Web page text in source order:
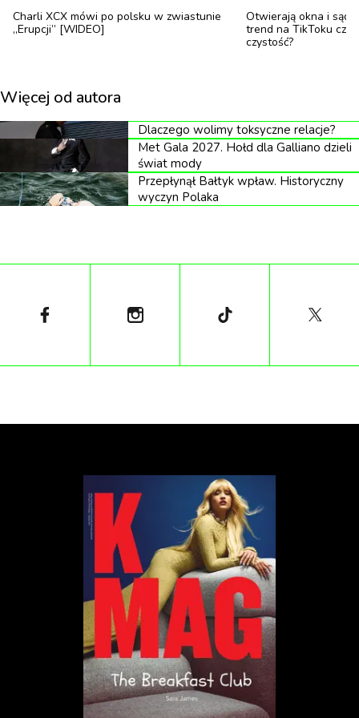
Branża pirotechniczna od razu podniosła lament.
powstanie szarej strefy. Mimo to poprawka została
przegłosowana.
Zakaz obowiązuje jednak tylko osoby fizyczne –
przedsiębiorcy i jednostki naukowe dalej będą mogły
wykorzystywać środki pirotechniczne. Dzięki takiemu
dalej będą mogli oglądać pokazy sztucznych ogni, a
Robert Nowak z fundacji Pozytywne Emocje
przeznaczone do użytku profesjonalnego stanowią
Powodów, by ograniczyć użycie fajerwerków,
szczególnie w sylwestra, jest cała masa. Po
pierwsze – zanieczyszczenia. W zimie zazwyczaj są
wysokie, w sylwestra, gdy jest najwięcej wystrzałów,
stężenia PM2.5 mogą być nawet o 30-60% wyższe
Toksyczne pozostałości, w tym związki metali
ciężkich nadające kolor rozbłyskom, trafiają do
powietrza i mieszają się z wodami opadowymi,
zanieczyszczając w rezultacie glebę i wodę.
Charli XCX mówi po polsku w zwiastunie
„Erupcji” [WIDEO]
Otwierają okna i
trend na TikToku czy
czystość?
Więcej od autora
Dlaczego wolimy toksyczne relacje?
Met Gala 2027. Hołd dla Galliano dzieli
świat mody
Przepłynął Bałtyk wpław. Historyczny
wyczyn Polaka